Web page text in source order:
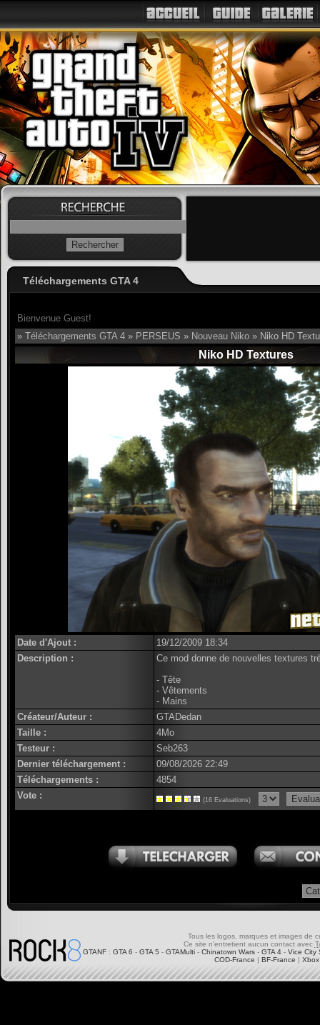
Téléchargements GTA 4
Bienvenue Guest!
» Téléchargements GTA 4 » PERSEUS » Nouveau Niko » Niko HD
Niko HD Textures
Date d'Ajout :
19/12/2009 18:34
Description :
Ce mod donne de nouvelles textures
- Tête
- Vêtements
- Mains
Créateur/Auteur :
GTADedan
Taille :
4Mo
Testeur :
Seb263
Dernier téléchargement :
09/08/2026 22:49
Téléchargements :
4854
Vote :
(16 Evaluations)
Tous les logos, marques et images de
Ce site n'entretient aucun contact avec
GTANF : GTA 6 - GTA 5 - GTAMulti - Chinatown Wars - GTA 4 - Vice City
COD-France | BF-France |